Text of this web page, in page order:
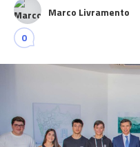
Marco Livramento
0